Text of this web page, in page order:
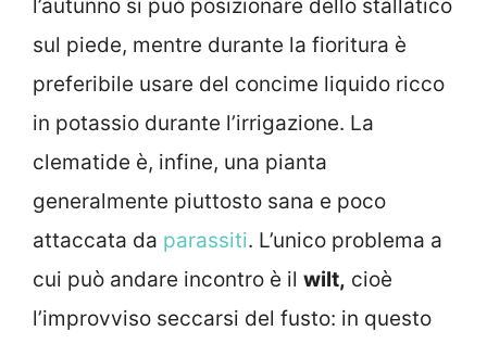
l’autunno si può posizionare dello stallatico
sul piede, mentre durante la fioritura è
preferibile usare del concime liquido ricco
in potassio durante l’irrigazione. La
clematide è, infine, una pianta
generalmente piuttosto sana e poco
attaccata da parassiti. L’unico problema a
cui può andare incontro è il wilt, cioè
l’improvviso seccarsi del fusto: in questo